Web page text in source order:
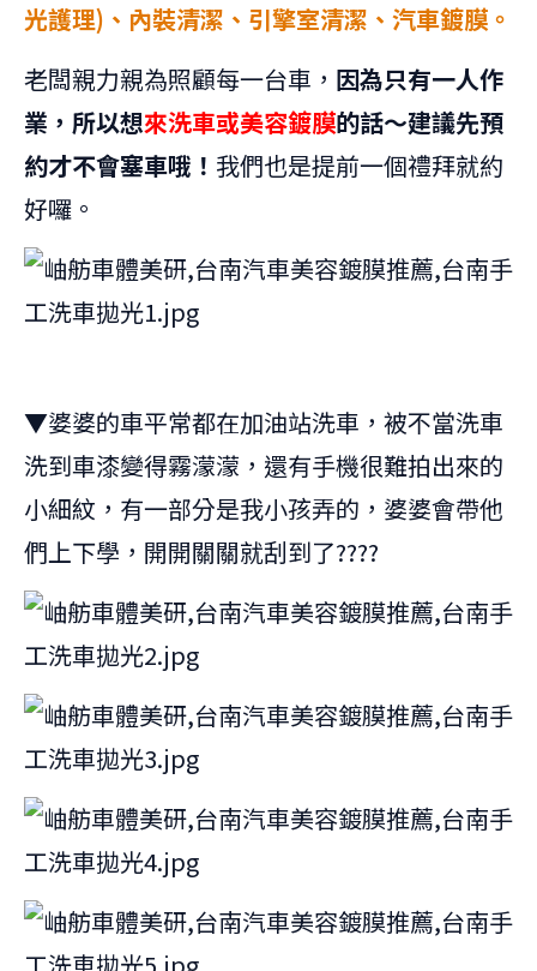
光護理)、內裝清潔、引擎室清潔、汽車鍍膜。
老闆親力親為照顧每一台車， 因為只有一人作
業，所以想來洗車或美容鍍膜的話～建議先預
約才不會塞車哦！ 我們也是提前一個禮拜就約
好囉。
▼婆婆的車平常都在加油站洗車，被不當洗車
洗到車漆變得霧濛濛，還有手機很難拍出來的
小細紋，有一部分是我小孩弄的，婆婆會帶他
們上下學，開開關關就刮到了????